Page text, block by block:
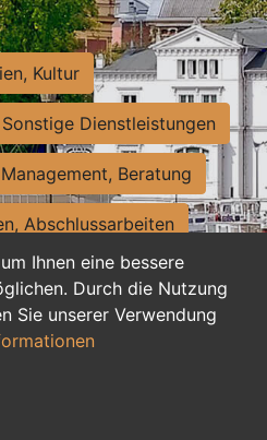
Ihnen eine bessere
Durch die Nutzung
Sie unserer Verwendung
Kultur
Sonstige Dienstleistungen
Management, Beratung
Abschlussarbeiten
Sekretariat
Nebenjobs
duale Ausbildung